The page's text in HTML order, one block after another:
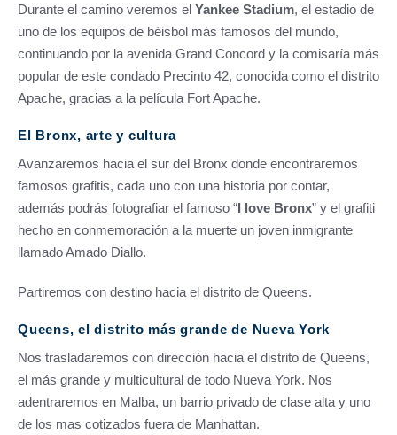
Durante el camino veremos el Yankee Stadium, el estadio de
uno de los equipos de béisbol más famosos del mundo,
continuando por la avenida Grand Concord y la comisaría más
popular de este condado Precinto 42, conocida como el distrito
Apache, gracias a la película Fort Apache.
El Bronx, arte y cultura
Avanzaremos hacia el sur del Bronx donde encontraremos
famosos grafitis, cada uno con una historia por contar,
además podrás fotografiar el famoso “I love Bronx” y el grafiti
hecho en conmemoración a la muerte un joven inmigrante
llamado Amado Diallo.
Partiremos con destino hacia el distrito de Queens.
Queens, el distrito más grande de Nueva York
Nos trasladaremos con dirección hacia el distrito de Queens,
el más grande y multicultural de todo Nueva York. Nos
adentraremos en Malba, un barrio privado de clase alta y uno
de los mas cotizados fuera de Manhattan.